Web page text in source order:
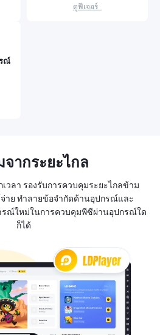
ณ์
ากระยะไกล
วลา รองรับการควบคุมระยะไกลข้าม
าย ทำลายข้อจำกัดด้านอุปกรณ์และ
ณ์ใหม่ในการควบคุมพีซีผ่านอุปกรณ์ใด
ก็ได้